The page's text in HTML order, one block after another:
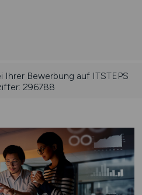
Ihrer Bewerbung auf ITSTEPS
296788